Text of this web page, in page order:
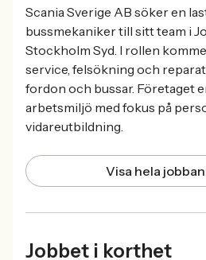
Scania Sverige AB söker en
bussmekaniker till sitt team i
Stockholm Syd. I rollen
service, felsökning och
fordon och bussar. Företaget
arbetsmiljö med fokus på
vidareutbildning.
Visa hela
Jobbet i korthet